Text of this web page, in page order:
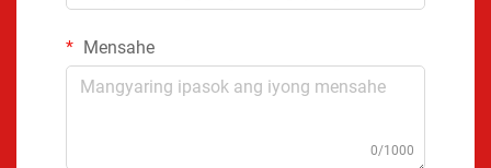
Mensahe
0/1000